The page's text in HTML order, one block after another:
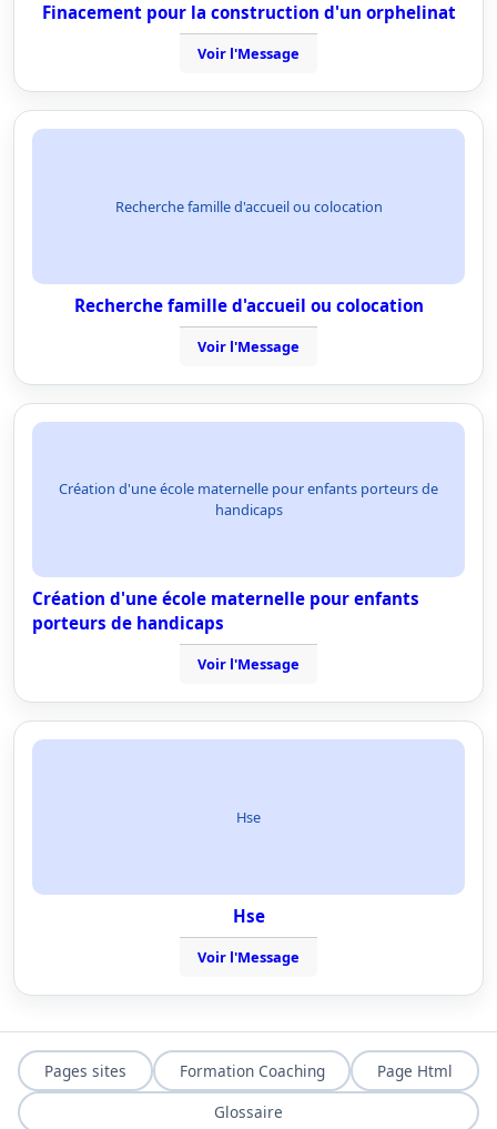
Finacement pour la construction d'un orphelinat
Voir l'Message
Recherche famille d'accueil ou colocation
Recherche famille d'accueil ou colocation
Voir l'Message
Création d'une école maternelle pour enfants porteurs de
handicaps
Création d'une école maternelle pour enfants
porteurs de handicaps
Voir l'Message
Hse
Hse
Voir l'Message
Pages sites Formation Coaching
Page Html
Glossaire